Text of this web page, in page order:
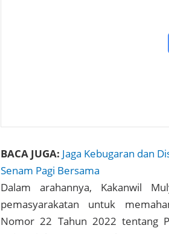
BACA JUGA: Jaga Kebugaran dan
Senam Pagi Bersama
Dalam arahannya, Kakanwil
pemasyarakatan untuk
Nomor 22 Tahun 2022 tentang